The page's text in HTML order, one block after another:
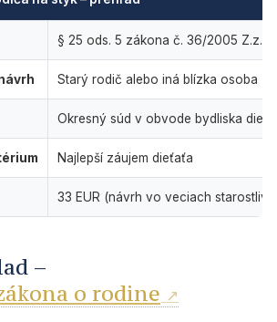
§ 25 ods. 5 zákona č. 36/2005 Z.z.
Starý rodič alebo iná blízka osoba
Okresný súd v obvode bydliska
Najlepší záujem dieťaťa
33 EUR (návrh vo veciach
–
o rodine